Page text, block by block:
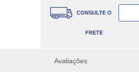
CONSULTE O
FRETE
Avaliações